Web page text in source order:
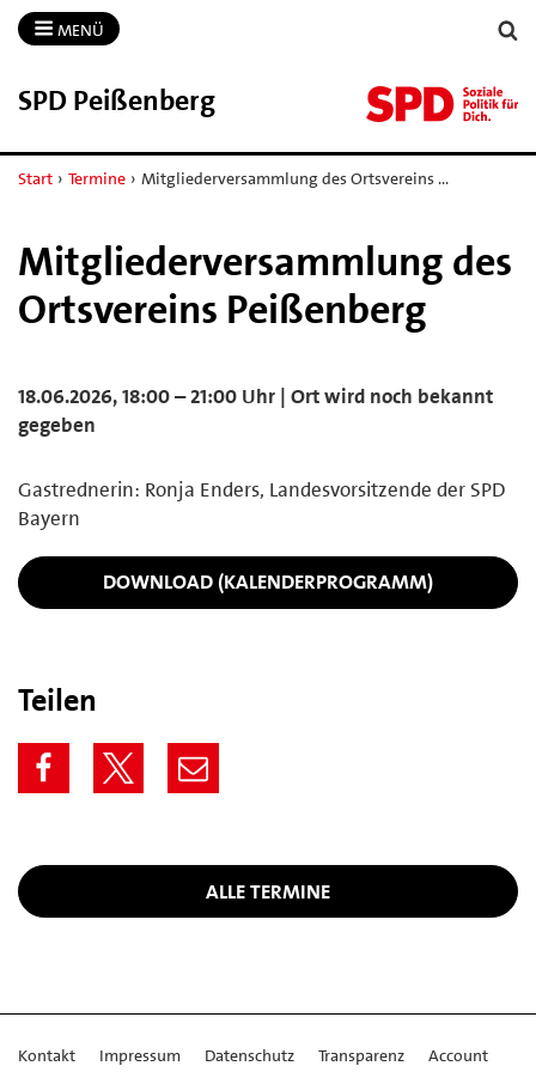
MENÜ
SPD Peißenberg
Start › Termine › Mitgliederversammlung des Ortsvereins …
Mitgliederversammlung des
Ortsvereins Peißenberg
18.06.2026, 18:00 – 21:00 Uhr | Ort wird noch bekannt
gegeben
Gastrednerin: Ronja Enders, Landesvorsitzende der SPD
Bayern
DOWNLOAD (KALENDERPROGRAMM)
Teilen
ALLE TERMINE
Kontakt Impressum Datenschutz Transparenz Account